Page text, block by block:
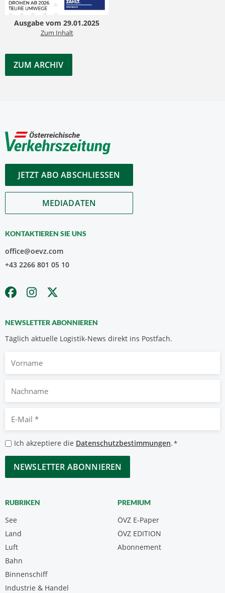
Ausgabe vom 29.01.2025
Zum Inhalt
ZUM ARCHIV
JETZT ABO ABSCHLIESSEN
MEDIADATEN
KONTAKTIEREN SIE UNS
office@oevz.com
+43 2266 801 05 10
NEWSLETTER ABONNIEREN
Täglich aktuelle Logistik-News direkt ins Postfach.
Nachname
Mail
*
Datenschutzbestimmungen
*
Ich akzeptiere die Datenschutzbestimmungen.*
CAPTCHA
RUBRIKEN
See
Land
Luft
Bahn
Binnenschiff
Industrie & Handel
PREMIUM
ÖVZ E-Paper
Abonnement
ÖVZ EDITION